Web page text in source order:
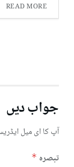
READ MORE
جواب دیں
آپ کا ای میل
تبصرہ *